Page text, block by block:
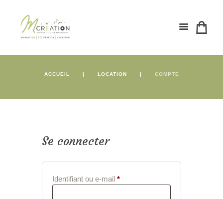
ACCUEIL LOCATION COMPTE
Se connecter
Identifiant ou e-mail *Obligatoire